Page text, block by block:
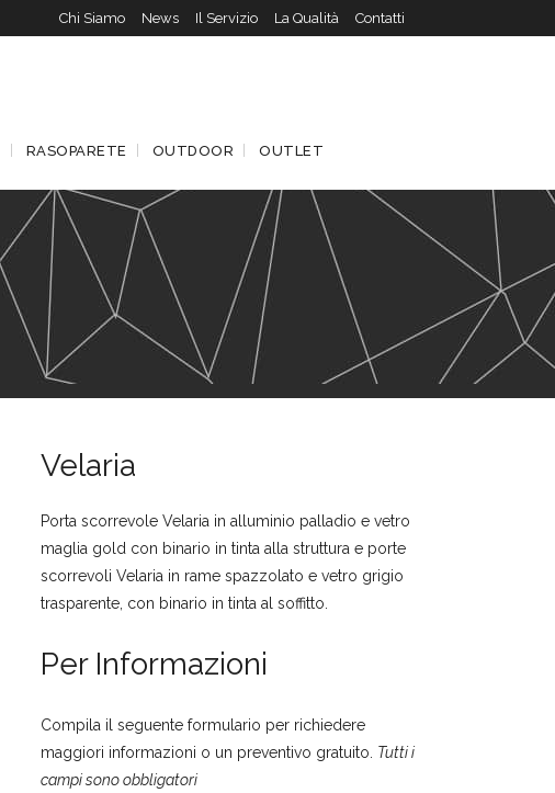
Chi Siamo News Il Servizio La Qualità Contatti
RASOPARETE OUTDOOR OUTLET
Velaria
Porta scorrevole Velaria in alluminio palladio e vetro
maglia gold con binario in tinta alla struttura e porte
scorrevoli Velaria in rame spazzolato e vetro grigio
trasparente, con binario in tinta al soffitto.
Per Informazioni
Compila il seguente formulario per richiedere
maggiori informazioni o un preventivo gratuito. Tutti i
campi sono obbligatori